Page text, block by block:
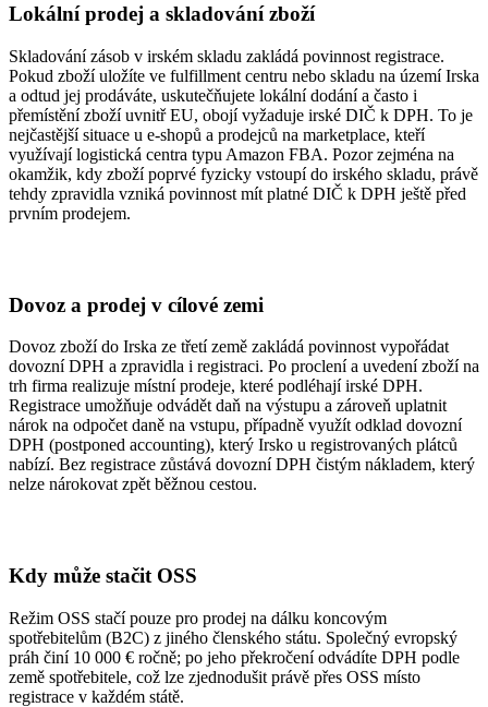
Lokální prodej a skladování zboží
Skladování zásob v irském skladu zakládá povinnost registrace.
Pokud zboží uložíte ve fulfillment centru nebo skladu na území Irska
a odtud jej prodáváte, uskutečňujete lokální dodání a často i
přemístění zboží uvnitř EU, obojí vyžaduje irské DIČ k DPH. To je
nejčastější situace u e-shopů a prodejců na marketplace, kteří
využívají logistická centra typu Amazon FBA. Pozor zejména na
okamžik, kdy zboží poprvé fyzicky vstoupí do irského skladu, právě
tehdy zpravidla vzniká povinnost mít platné DIČ k DPH ještě před
prvním prodejem.
Dovoz a prodej v cílové zemi
Dovoz zboží do Irska ze třetí země zakládá povinnost vypořádat
dovozní DPH a zpravidla i registraci. Po proclení a uvedení zboží na
trh firma realizuje místní prodeje, které podléhají irské DPH.
Registrace umožňuje odvádět daň na výstupu a zároveň uplatnit
nárok na odpočet daně na vstupu, případně využít odklad dovozní
DPH (postponed accounting), který Irsko u registrovaných plátců
nabízí. Bez registrace zůstává dovozní DPH čistým nákladem, který
nelze nárokovat zpět běžnou cestou.
Kdy může stačit OSS
Režim OSS stačí pouze pro prodej na dálku koncovým
spotřebitelům (B2C) z jiného členského státu. Společný evropský
práh činí 10 000 € ročně; po jeho překročení odvádíte DPH podle
země spotřebitele, což lze zjednodušit právě přes OSS místo
registrace v každém státě.